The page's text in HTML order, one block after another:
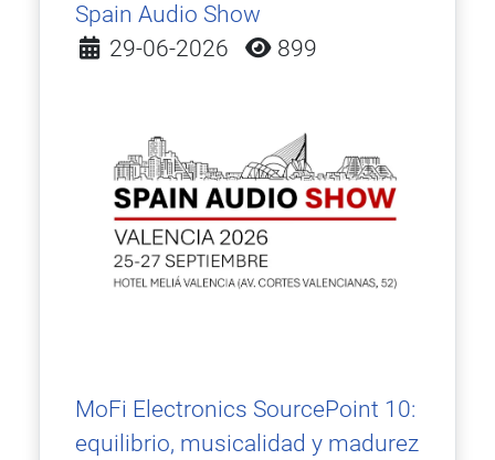
Spain Audio Show
Detalles
29-06-2026 899
MoFi Electronics SourcePoint 10:
equilibrio, musicalidad y madurez